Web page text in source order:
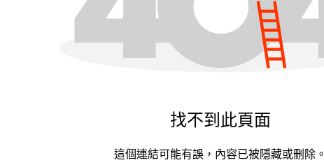
找不到此頁面
這個連結可能有誤，內容已被隱藏或刪除。